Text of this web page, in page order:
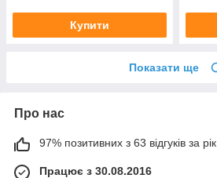
Купити
Показати ще
Про нас
97% позитивних з 63 відгуків за рік
Працює з 30.08.2016